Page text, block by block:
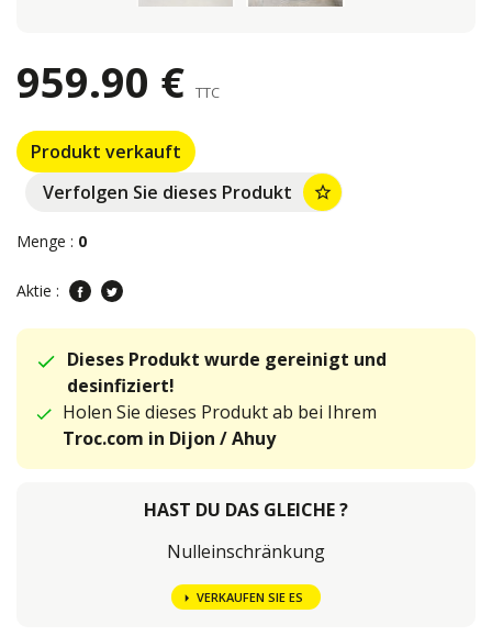
959.90 € TTC
Produkt verkauft
Verfolgen Sie dieses Produkt
star_border
Menge : 0
Aktie :
Dieses Produkt wurde gereinigt und
desinfiziert!
Holen Sie dieses Produkt ab bei Ihrem
Troc.com in Dijon / Ahuy
HAST DU DAS GLEICHE ?
Nulleinschränkung
VERKAUFEN SIE ES